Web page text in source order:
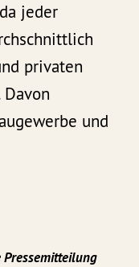
jeder
privaten
und